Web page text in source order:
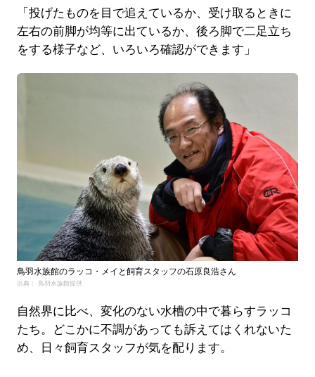
「投げたものを目で追えているか、受け取るときに
左右の前脚が均等に出ているか、後ろ脚で二足立ち
をする様子など、いろいろ確認ができます」
鳥羽水族館のラッコ・メイと飼育スタッフの石原良浩さん
出典： 鳥羽水族館提供
自然界に比べ、変化のない水槽の中で暮らすラッコ
たち。どこかに不調があっても訴えてはくれないた
め、日々飼育スタッフが気を配ります。